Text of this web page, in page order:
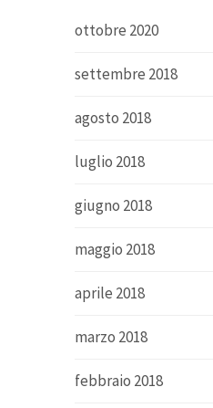
ottobre 2020
settembre 2018
agosto 2018
luglio 2018
giugno 2018
maggio 2018
aprile 2018
marzo 2018
febbraio 2018